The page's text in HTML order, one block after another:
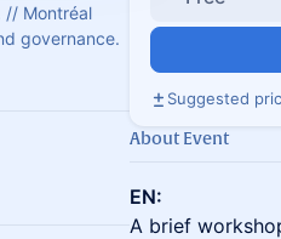
// Montréal
governance.
Suggested
About Event
EN:
A brief